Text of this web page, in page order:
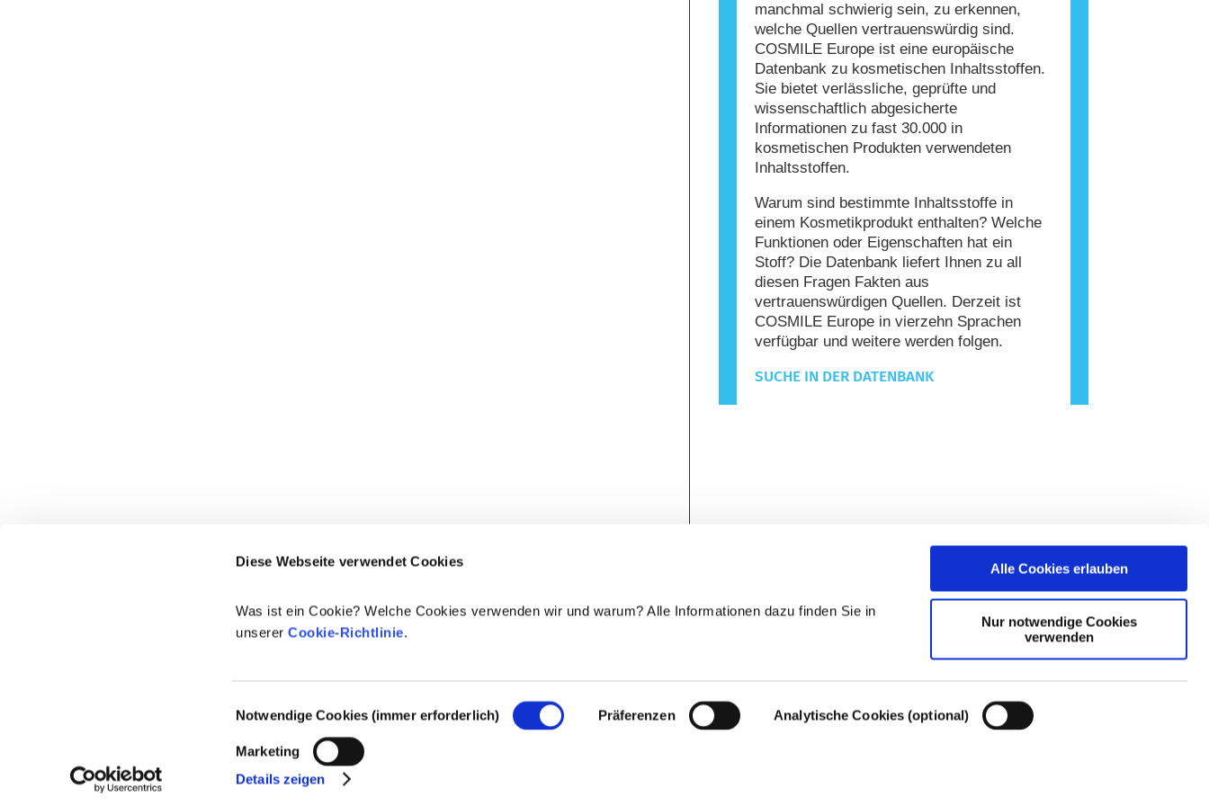
Diese Webseite verwendet Cookies
Was ist ein Cookie? Welche Cookies verwenden wir und warum? Alle Informationen dazu finden Sie in
unsererCookie-Richtlinie.
Notwendige Cookies (immer erforderlich) Präferenzen Analytische Cookies (optional)
Marketing
Details zeigen
Alle Cookies erlauben
Nur notwendige Cookies
verwenden
manchmal schwierig sein, zu erkennen,
welche Quellen vertrauenswürdig sind.
COSMILE Europe ist eine europäische
Datenbank zu kosmetischen Inhaltsstoffen.
Sie bietet verlässliche, geprüfte und
wissenschaftlich abgesicherte
Informationen zu fast 30.000 in
kosmetischen Produkten verwendeten
Inhaltsstoffen.
Warum sind bestimmte Inhaltsstoffe in
einem Kosmetikprodukt enthalten? Welche
Funktionen oder Eigenschaften hat ein
Stoff? Die Datenbank liefert Ihnen zu all
diesen Fragen Fakten aus
vertrauenswürdigen Quellen. Derzeit ist
COSMILE Europe in vierzehn Sprachen
verfügbar und weitere werden folgen.
SUCHE IN DER DATENBANK
© 2021-2026 - Cosmetics Europe Rechtlicher Hinweis Cookie-Einstellungen – Cookie-Richtlinie